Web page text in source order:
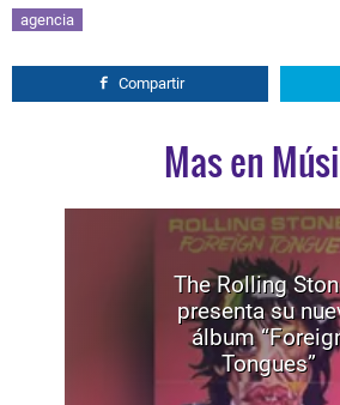
agencia
Compartir
Mas en
The Rolling
presenta su
álbum
Tongues”